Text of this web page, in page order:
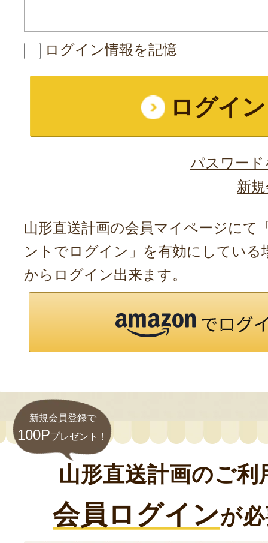
ログイン情報を記憶
パスワー
新
山形直送計画の会員マイページにて
ントでログイン」を有効にしている
からログイン出来ます。
新規会員登録で
100Pプレゼント！
山形直送計画のご利
会員ログインが